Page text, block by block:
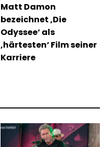
Matt Damon
bezeichnet ‚Die
Odyssee‘ als
‚härtesten‘ Film seiner
Karriere